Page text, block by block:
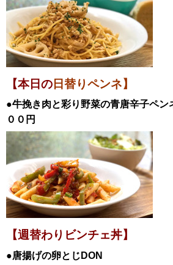
【本日の 日替りペンネ】
●牛挽き肉と彩り野菜の青唐辛子ペン
００円
【週替わりビンチェ丼】
●唐揚げの卵とじ DON